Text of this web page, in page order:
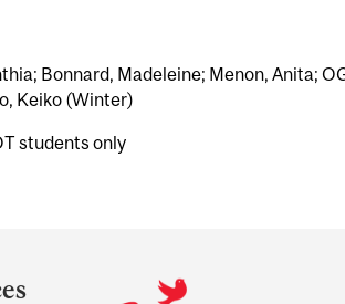
Bonnard, Madeleine; Menon, Anita;
Keiko (Winter)
students only